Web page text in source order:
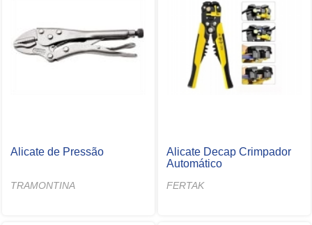
Alicate de Pressão
TRAMONTINA
Alicate Decap Crimpador
Automático
FERTAK